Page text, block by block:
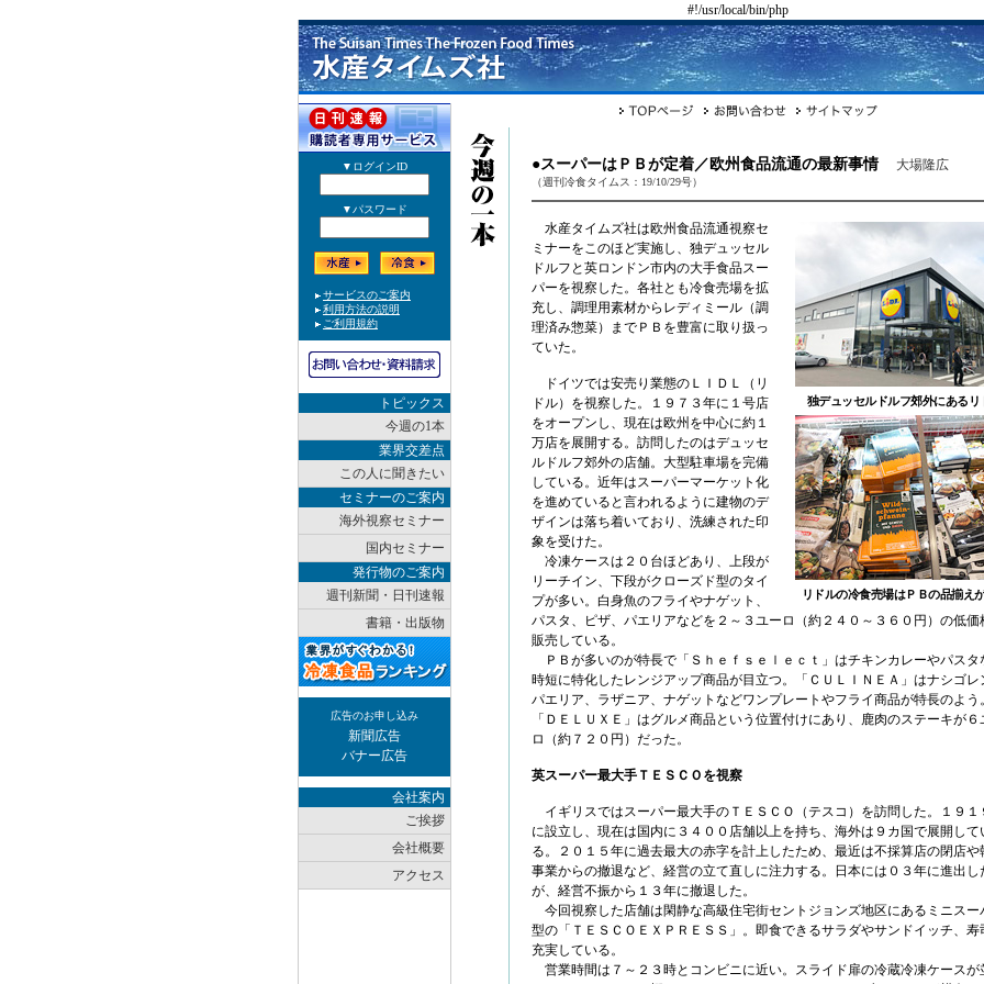
#!/usr/local/bin/php
トピックス
今週の1本
業界交差点
この人に聞きたい
セミナーのご案内
海外視察セミナー
国内セミナー
発行物のご案内
週刊新聞・日刊速報
書籍・出版物
広告のお申し込み
新聞広告
バナー広告
会社案内
ご挨拶
会社概要
アクセス
●スーパーはＰＢが定着／欧州食品流通の最新事情 大場隆広
（週刊冷食タイムス：19/10/29号）
独デュッセルドルフ郊外にあるリ
リドルの冷食売場はＰＢの品揃え
水産タイムズ社は欧州食品流通視察セ
ミナーをこのほど実施し、独デュッセル
ドルフと英ロンドン市内の大手食品スー
パーを視察した。各社とも冷食売場を拡
充し、調理用素材からレディミール（調
理済み惣菜）までＰＢを豊富に取り扱っ
ていた。
ドイツでは安売り業態のＬＩＤＬ（リ
ドル）を視察した。１９７３年に１号店
をオープンし、現在は欧州を中心に約１
万店を展開する。訪問したのはデュッセ
ルドルフ郊外の店舗。大型駐車場を完備
している。近年はスーパーマーケット化
を進めていると言われるように建物のデ
ザインは落ち着いており、洗練された印
象を受けた。
冷凍ケースは２０台ほどあり、上段が
リーチイン、下段がクローズド型のタイ
プが多い。白身魚のフライやナゲット、
パスタ、ピザ、パエリアなどを２～３ユーロ（約２４０～３６０円）の低価
販売している。
ＰＢが多いのが特長で「Ｓｈｅｆｓｅｌｅｃｔ」はチキンカレーやパスタ
時短に特化したレンジアップ商品が目立つ。「ＣＵＬＩＮＥＡ」はナシゴレ
パエリア、ラザニア、ナゲットなどワンプレートやフライ商品が特長のよう
「ＤＥＬＵＸＥ」はグルメ商品という位置付けにあり、鹿肉のステーキが６
ロ（約７２０円）だった。
英スーパー最大手ＴＥＳＣＯを視察
イギリスではスーパー最大手のＴＥＳＣＯ（テスコ）を訪問した。１９１
に設立し、現在は国内に３４００店舗以上を持ち、海外は９カ国で展開して
る。２０１５年に過去最大の赤字を計上したため、最近は不採算店の閉店や
事業からの撤退など、経営の立て直しに注力する。日本には０３年に進出し
が、経営不振から１３年に撤退した。
今回視察した店舗は閑静な高級住宅街セントジョンズ地区にあるミニスー
型の「ＴＥＳＣＯＥＸＰＲＥＳＳ」。即食できるサラダやサンドイッチ、寿
充実している。
営業時間は７～２３時とコンビニに近い。スライド扉の冷蔵冷凍ケースが